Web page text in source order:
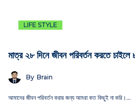
LIFE STYLE
মাত্র ২৮ দিনে জীবন পরিবর্তন করতে চাইলে
By Brain
আমাদের জীবন পরিবর্তন করার জন্য আমরা কত কিছুই না করি।…